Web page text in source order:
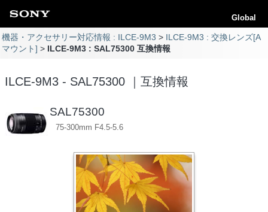
Global
機器・アクセサリー対応情報 : ILCE-9M3
ILCE-9M3 : 交換レンズ[A
マウント]
ILCE-9M3 : SAL75300 互換情報
ILCE-9M3 - SAL75300 ｜互換情報
SAL75300
75-300mm F4.5-5.6